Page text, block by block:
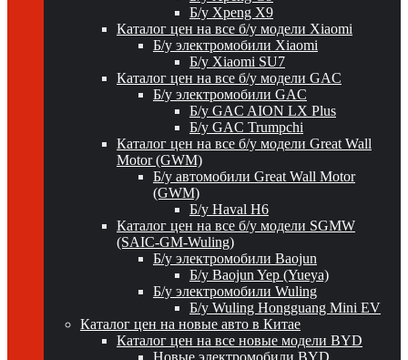
Б/у Xpeng X9
Каталог цен на все б/у модели Xiaomi
Б/у электромобили Xiaomi
Б/у Xiaomi SU7
Каталог цен на все б/у модели GAC
Б/у электромобили GAC
Б/у GAC AION LX Plus
Б/у GAC Trumpchi
Каталог цен на все б/у модели Great Wall
Motor (GWM)
Б/у автомобили Great Wall Motor
(GWM)
Б/у Haval H6
Каталог цен на все б/у модели SGMW
(SAIC-GM-Wuling)
Б/у электромобили Baojun
Б/у Baojun Yep (Yueya)
Б/у электромобили Wuling
Б/у Wuling Hongguang Mini EV
Каталог цен на новые авто в Китае
Каталог цен на все новые модели BYD
Новые электромобили BYD